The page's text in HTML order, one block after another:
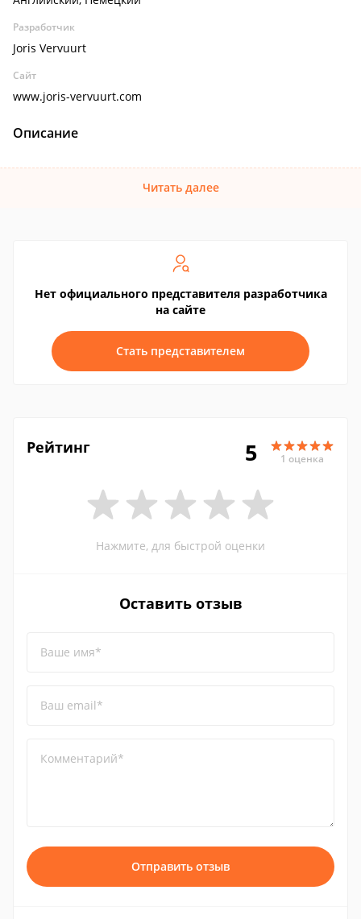
Разработчик
Joris Vervuurt
Сайт
www.joris-vervuurt.com
Описание
Читать далее
Нет официального представителя разработчика
на сайте
Стать представителем
Рейтинг 5 1 оценка
Нажмите, для быстрой оценки
Оставить отзыв
Ваше имя*
Ваш email*
Комментарий*
Отправить отзыв